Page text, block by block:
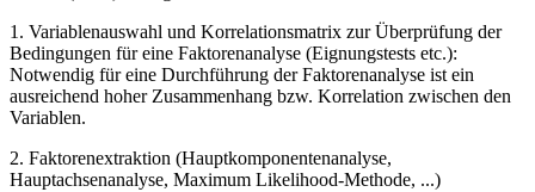
1. Variablenauswahl und Korrelationsmatrix zur Überprüfung der
Bedingungen für eine Faktorenanalyse (Eignungstests etc.):
Notwendig für eine Durchführung der Faktorenanalyse ist ein
ausreichend hoher Zusammenhang bzw. Korrelation zwischen den
Variablen.
2. Faktorenextraktion (Hauptkomponentenanalyse,
Hauptachsenanalyse, Maximum Likelihood-Methode, ...)